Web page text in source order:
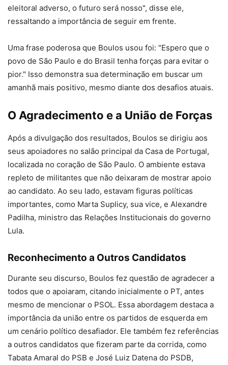
eleitoral adverso, o futuro será nosso", disse ele,
ressaltando a importância de seguir em frente.
Uma frase poderosa que Boulos usou foi: "Espero que o
povo de São Paulo e do Brasil tenha forças para evitar o
pior." Isso demonstra sua determinação em buscar um
amanhã mais positivo, mesmo diante dos desafios atuais.
O Agradecimento e a União de Forças
Após a divulgação dos resultados, Boulos se dirigiu aos
seus apoiadores no salão principal da Casa de Portugal,
localizada no coração de São Paulo. O ambiente estava
repleto de militantes que não deixaram de mostrar apoio
ao candidato. Ao seu lado, estavam figuras políticas
importantes, como Marta Suplicy, sua vice, e Alexandre
Padilha, ministro das Relações Institucionais do governo
Lula.
Reconhecimento a Outros Candidatos
Durante seu discurso, Boulos fez questão de agradecer a
todos que o apoiaram, citando inicialmente o PT, antes
mesmo de mencionar o PSOL. Essa abordagem destaca a
importância da união entre os partidos de esquerda em
um cenário político desafiador. Ele também fez referências
a outros candidatos que fizeram parte da corrida, como
Tabata Amaral do PSB e José Luiz Datena do PSDB,